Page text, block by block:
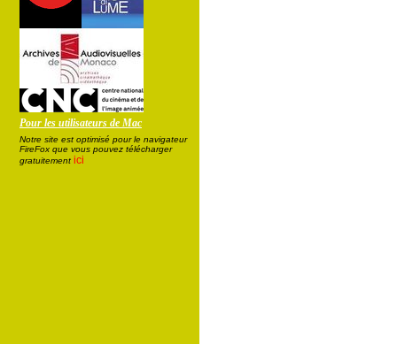
Pour les utilisateurs de Mac
Notre site est optimisé pour le navigateur
FireFox que vous pouvez télécharger
gratuitement ici